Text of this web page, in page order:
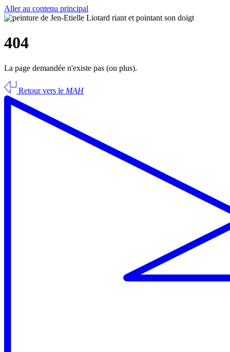
Aller au contenu principal
404
La page demandée n'existe pas (ou plus).
Retour vers le MAH